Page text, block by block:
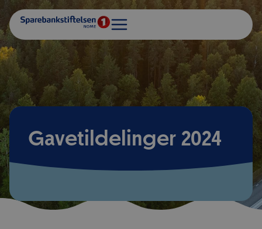
Gavetildelinger 2024